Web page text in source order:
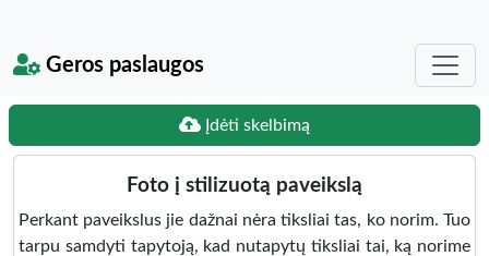
Geros paslaugos
Įdėti skelbimą
Foto į stilizuotą paveikslą
Perkant paveikslus jie dažnai nėra tiksliai tas, ko norim. Tuo
tarpu samdyti tapytoją, kad nutapytų tiksliai tai, ką norime